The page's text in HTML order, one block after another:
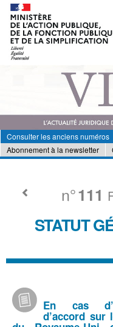
Consulter les anciens numéros
Abonnement à la newsletter
n°111
STATUT
En cas
d’accord sur